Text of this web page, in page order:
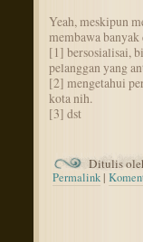
Yeah, meskipun
membawa
[1] bersosialisai,
pelanggan yang
[2] mengetahui
kota nih.
[3] dst
Ditulis
Permalink |